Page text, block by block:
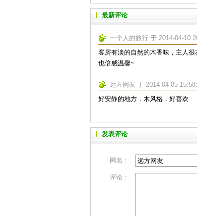
最新评论
一个人的旅行 于 2014-04-10
客房有淡的自然的木香味，主人
也倍感温馨~
远方网友 于 2014-04-05
好安静的地方，木风格，好喜欢
发表评论
网名：
评论：